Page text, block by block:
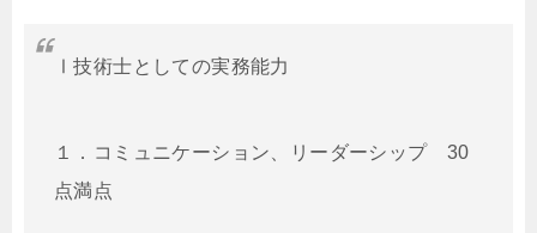
Ⅰ技術士としての実務能力
１．コミュニケーション、リーダーシップ 30
点満点